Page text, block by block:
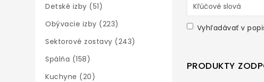
Detské izby (51)
Obývacie izby (223)
Sektorové zostavy (243)
Spálňa (158)
Kuchyne (20)
Vyhľadávať v
PRODUKTY